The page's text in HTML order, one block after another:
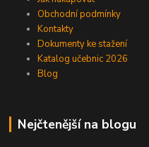
Obchodní podmínky
Kontakty
Dokumenty ke stažení
Katalog učebnic 2026
Blog
Nejčtenější na blogu